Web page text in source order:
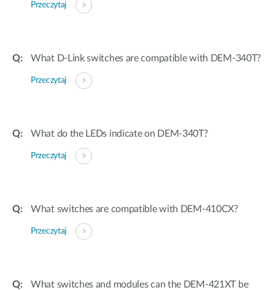
Przeczytaj
What D-Link switches are compatible with DEM-340T?
Przeczytaj
What do the LEDs indicate on DEM-340T?
Przeczytaj
What switches are compatible with DEM-410CX?
Przeczytaj
What switches and modules can the DEM-421XT be